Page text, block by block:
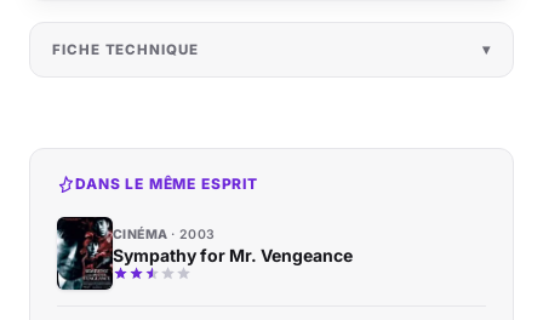
FICHE TECHNIQUE
DANS LE MÊME ESPRIT
CINÉMA 2003
Sympathy for Mr. Vengeance